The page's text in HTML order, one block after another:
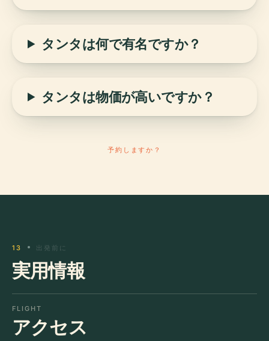
タンタは何で有名ですか？
タンタは物価が高いですか？
予約しますか？
13 出発前に
実用情報
FLIGHT
アクセス